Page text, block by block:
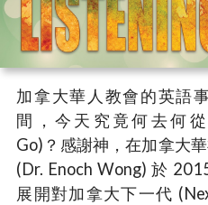
加拿大華人教會的英語
間，今天究竟何去何從
Go)？感謝神，在加拿大
(Dr. Enoch Wong) 於
展開對加拿大下一代